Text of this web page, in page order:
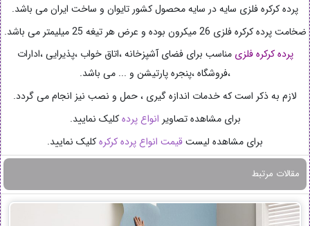
پرده کرکره فلزی سایه در سایه محصول کشور تایوان و ساخت ایران می باشد.
ضخامت پرده کرکره فلزی 26 میکرون بوده و عرض هر تیغه 25 میلیمتر می باشد.
پرده کرکره فلزی مناسب برای فضای آشپزخانه ،اتاق خواب ،پذیرایی ،ادارات
،فروشگاه ،پنجره پارتیشن و ... می باشد.
لازم به ذکر است که خدمات اندازه گیری ، حمل و نصب نیز انجام می گردد.
برای مشاهده تصاویر انواع پردهکلیک نمایید.
برای مشاهده لیستقیمت انواع پرده کرکرهکلیک نمایید.
مقالات مرتبط